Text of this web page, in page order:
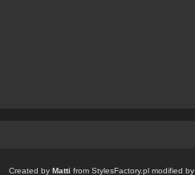
Created by Matti from StylesFactory.plmodified by